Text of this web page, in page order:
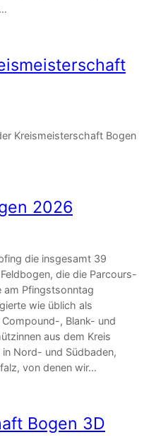
Kreismeisterschaft Bogen
2026
die insgesamt 39
die die Parcours-
am Pfingstsonntag
wie üblich als
, Blank- und
aus dem Kreis
in Nord- und Südbaden,
von denen wir…
Bogen 3D